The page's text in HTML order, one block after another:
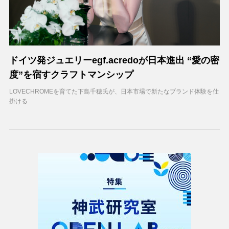
ドイツ発ジュエリーegf.acredoが日本進出 “愛の密
度”を宿すクラフトマンシップ
LOVECHROMEを育てた下島千穂氏が、日本市場で新たなブランド体験を仕
掛ける